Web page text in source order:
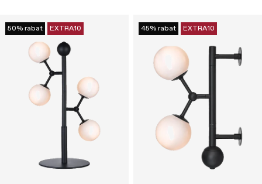
50% rabat EXTRA10 45% rabat EXTRA10